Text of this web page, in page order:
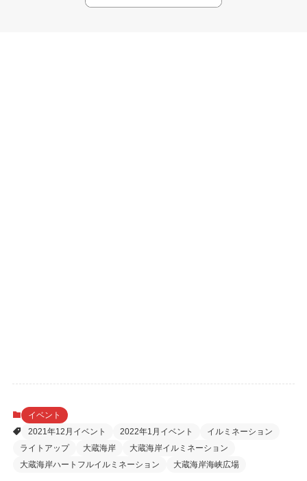
イベント
2021年12月イベント
2022年1月イベント
イルミネーション
ライトアップ
大蔵海岸
大蔵海岸イルミネーション
大蔵海岸ハートフルイルミネーション
大蔵海岸海峡広場